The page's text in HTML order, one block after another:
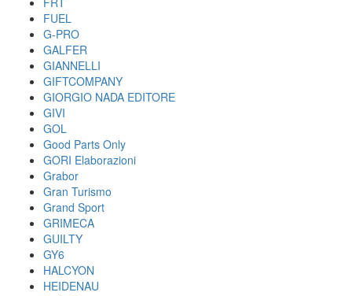
FUEL
G-PRO
GALFER
GIANNELLI
GIFTCOMPANY
GIORGIO NADA EDITORE
GIVI
GOL
Good Parts Only
GORI Elaborazioni
Grabor
Gran Turismo
Grand Sport
GRIMECA
GUILTY
GY6
HALCYON
HEIDENAU